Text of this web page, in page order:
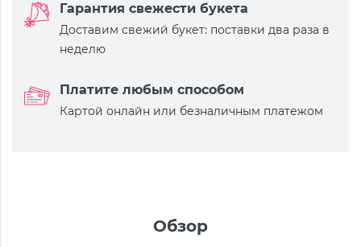
Гарантия свежести букета
Доставим свежий букет: поставки два раза в
неделю
Платите любым способом
Картой онлайн или безналичным платежом
Обзор